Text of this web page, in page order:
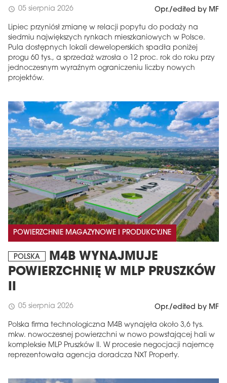
schedule 05 sierpnia 2026 Opr./edited by MF
Lipiec przyniósł zmianę w relacji popytu do podaży na
siedmiu największych rynkach mieszkaniowych w Polsce.
Pula dostępnych lokali deweloperskich spadła poniżej
progu 60 tys., a sprzedaż wzrosła o 12 proc. rok do roku przy
jednoczesnym wyraźnym ograniczeniu liczby nowych
projektów.
POWIERZCHNIE MAGAZYNOWE I PRODUKCYJNE
POLSKA
M4B WYNAJMUJE
POWIERZCHNIĘ W MLP PRUSZKÓW
II
schedule 05 sierpnia 2026 Opr./edited by MF
Polska firma technologiczna M4B wynajęła około 3,6 tys.
mkw. nowoczesnej powierzchni w nowo powstającej hali w
kompleksie MLP Pruszków II. W procesie negocjacji najemcę
reprezentowała agencja doradcza NXT Property.